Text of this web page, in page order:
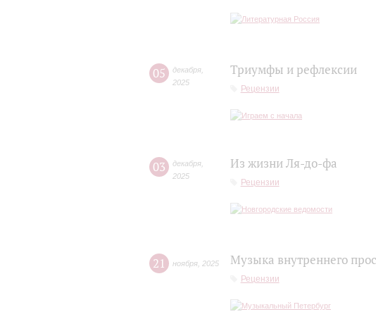
05 декабря
2025
Триумфы и рефлексии
Рецензии
03 декабря
2025
Из жизни Ля-до-фа
Рецензии
21 ноября 2025 Музыка внутреннего
Рецензии